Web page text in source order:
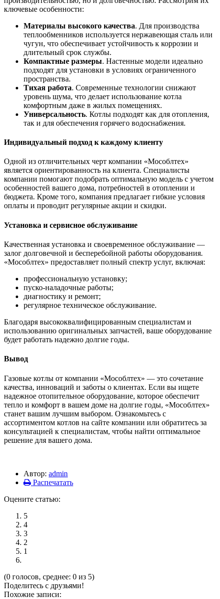
ключевые особенности:
Материалы высокого качества. Для производства
теплообменников используется нержавеющая сталь или
чугун, что обеспечивает устойчивость к коррозии и
длительный срок службы.
Компактные размеры. Настенные модели идеально
подходят для установки в условиях ограниченного
пространства.
Тихая работа. Современные технологии снижают
уровень шума, что делает использование котла
комфортным даже в жилых помещениях.
Универсальность. Котлы подходят как для отопления,
так и для обеспечения горячего водоснабжения.
Индивидуальный подход к каждому клиенту
Одной из отличительных черт компании «Мособлтех»
является ориентированность на клиента. Специалисты
компании помогают подобрать оптимальную модель с учетом
особенностей вашего дома, потребностей в отоплении и
бюджета. Кроме того, компания предлагает гибкие условия
оплаты и проводит регулярные акции и скидки.
Установка и сервисное обслуживание
Качественная установка и своевременное обслуживание —
залог долговечной и бесперебойной работы оборудования.
«Мособлтех» предоставляет полный спектр услуг, включая:
профессиональную установку;
пуско-наладочные работы;
диагностику и ремонт;
регулярное техническое обслуживание.
Благодаря высококвалифицированным специалистам и
использованию оригинальных запчастей, ваше оборудование
будет работать надежно долгие годы.
Вывод
Газовые котлы от компании «Мособлтех» — это сочетание
качества, инноваций и заботы о клиентах. Если вы ищете
надежное отопительное оборудование, которое обеспечит
тепло и комфорт в вашем доме на долгие годы, «Мособлтех»
станет вашим лучшим выбором. Ознакомьтесь с
ассортиментом котлов на сайте компании или обратитесь за
консультацией к специалистам, чтобы найти оптимальное
решение для вашего дома.
Автор: admin
Распечатать
Оцените статью:
5
4
3
2
1
(0 голосов, среднее: 0 из 5)
Поделитесь с друзьями!
Похожие записи: